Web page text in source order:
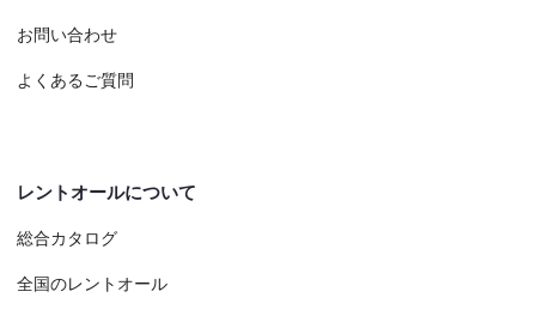
お問い合わせ
よくあるご質問
レントオールについて
総合カタログ
全国のレントオール